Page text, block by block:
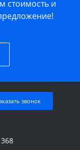
стоимость и
звонок